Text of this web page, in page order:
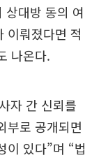
상대방 동의 여
이뤄졌다면 적
나온다.
자 간 신뢰를
부로 공개되면
이 있다”며 “법